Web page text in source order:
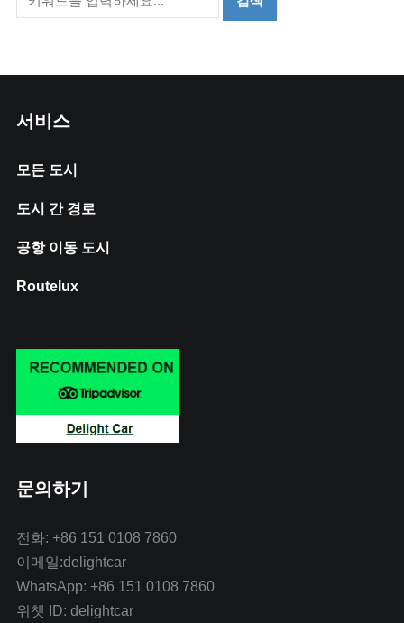
서비스
모든 도시
도시 간 경로
공항 이동 도시
Routelux
문의하기
전화: +86 151 0108 7860
이메일:delightcar
WhatsApp: +86 151 0108 7860
위챗 ID: delightcar